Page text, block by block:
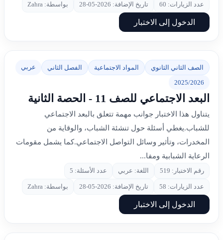
عدد الزيارات: 60 تاريخ الإضافة: 2026-05-28 بواسطة: Zahra
الدخول إلى الاختبار
الصف الثاني الثانوي المواد الاجتماعية الفصل الثاني عربي
2025/2026
البعد الاجتماعي للصف 11 - الحصة الثانية
يتناول هذا الاختبار جوانب مهمة تتعلق بالبعد الاجتماعي
للشباب.يغطي أسئلة حول تنشئة الشباب، والوقاية من
المخدرات، وتأثير وسائل التواصل الاجتماعي.كما يشمل مقومات
الرعاية الشبابية ومفا...
رقم الاختبار: 519 اللغة: عربي عدد الأسئلة: 5
عدد الزيارات: 58 تاريخ الإضافة: 2026-05-28 بواسطة: Zahra
الدخول إلى الاختبار